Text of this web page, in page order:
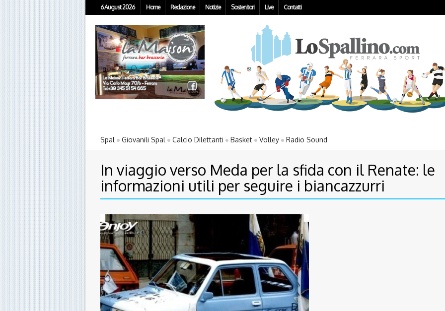
6 August 2026 Home Redazione Notizie Sostenitori Live Contatti
Spal Giovanili Spal Calcio Dilettanti Basket Volley Radio Sound
In viaggio verso Meda per la sfida con il Renate: le
informazioni utili per seguire i biancazzurri